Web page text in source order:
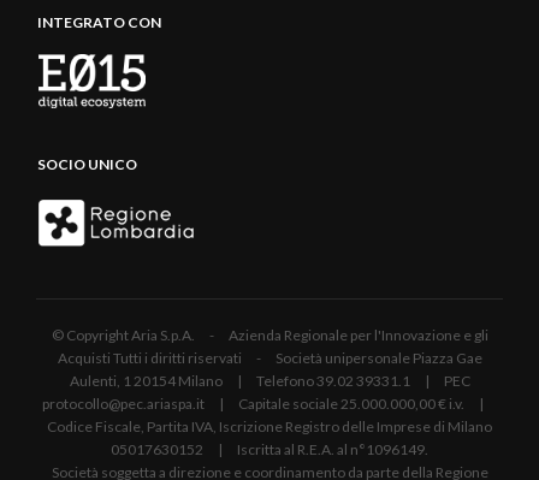
INTEGRATO CON
SOCIO UNICO
© Copyright Aria S.p.A. - Azienda Regionale per l'Innovazione e gli
Acquisti Tutti i diritti riservati - Società unipersonale Piazza Gae
Aulenti, 1 20154 Milano | Telefono 39.02 39331.1 | PEC
protocollo@pec.ariaspa.it | Capitale sociale 25.000.000,00 € i.v. |
Codice Fiscale, Partita IVA, Iscrizione Registro delle Imprese di Milano
05017630152 | Iscritta al R.E.A. al n°1096149.
Società soggetta a direzione e coordinamento da parte della Regione